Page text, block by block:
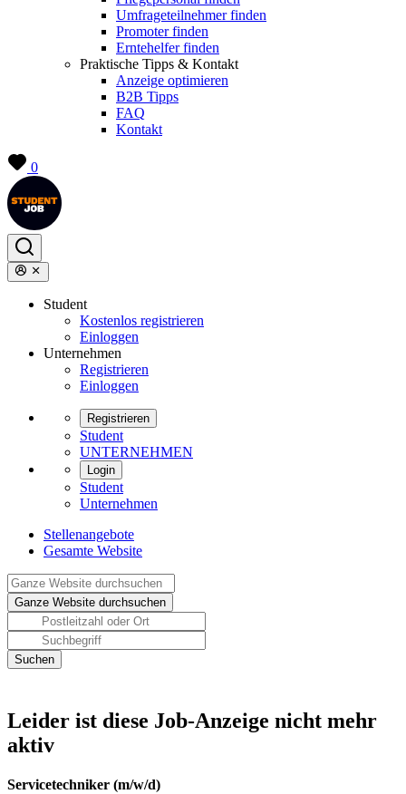
Umfrageteilnehmer finden
Promoter finden
Erntehelfer finden
Praktische Tipps & Kontakt
Anzeige optimieren
B2B Tipps
FAQ
Kontakt
0
Student
Kostenlos registrieren
Einloggen
Unternehmen
Registrieren
Einloggen
Registrieren
Student
UNTERNEHMEN
Login
Student
Unternehmen
Stellenangebote
Gesamte Website
Leider ist diese Job-Anzeige nicht mehr
aktiv
Servicetechniker (m/w/d)